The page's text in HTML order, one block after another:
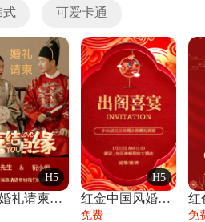
式 可爱卡通
H5
轻奢婚礼请柬婚礼邀请函结婚照请帖
H5
红金中国风婚礼请柬出阁喜宴嫁女请帖出阁宴
免费 免